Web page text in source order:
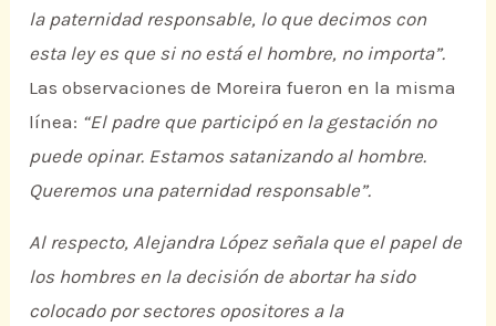
la paternidad responsable, lo que decimos con
esta ley es que si no está el hombre, no importa”.
Las observaciones de Moreira fueron en la misma
línea: “El padre que participó en la gestación no
puede opinar. Estamos satanizando al hombre.
Queremos una paternidad responsable”.
Al respecto, Alejandra López señala que el papel de
los hombres en la decisión de abortar ha sido
colocado por sectores opositores a la